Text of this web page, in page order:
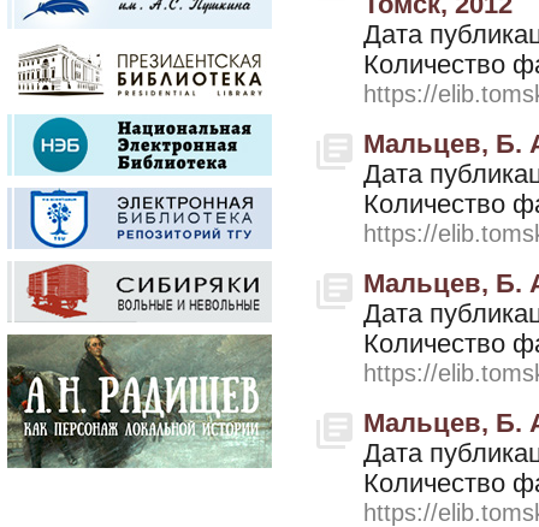
Дата
Количество
https://
Мальцев, Б.
Дата
Количество
https://
Мальцев, Б.
Дата
Количество
https://
Мальцев, Б.
Дата
Количество
https://